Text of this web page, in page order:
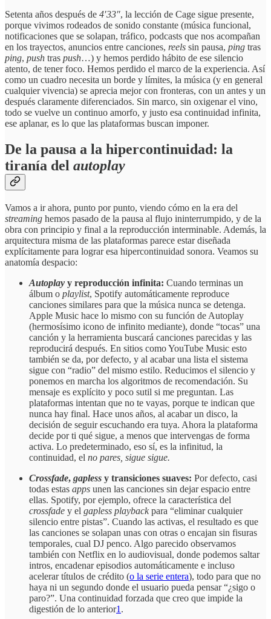
Setenta años después de 4′33″, la lección de Cage sigue presente,
porque vivimos rodeados de sonido constante (música funcional,
notificaciones que se solapan, tráfico, podcasts que nos acompañan
en los trayectos, anuncios entre canciones, reels sin pausa, ping tras
ping, push tras push…) y hemos perdido hábito de ese silencio
atento, de tener foco. Hemos perdido el marco de la experiencia. Así
como un cuadro necesita un borde y límites, la música (y en general
cualquier vivencia) se aprecia mejor con fronteras, con un antes y un
después claramente diferenciados. Sin marco, sin oxigenar el vino,
todo se vuelve un continuo amorfo, y justo esa continuidad infinita,
ese aplanar, es lo que las plataformas buscan imponer.
De la pausa a la hipercontinuidad: la
tiranía del autoplay
Vamos a ir ahora, punto por punto, viendo cómo en la era del
streaming hemos pasado de la pausa al flujo ininterrumpido, y de la
obra con principio y final a la reproducción interminable. Además, la
arquitectura misma de las plataformas parece estar diseñada
explícitamente para lograr esa hipercontinuidad sonora. Veamos su
anatomía despacio:
Autoplay y reproducción infinita: Cuando terminas un
álbum o playlist, Spotify automáticamente reproduce
canciones similares para que la música nunca se detenga.
Apple Music hace lo mismo con su función de Autoplay
(hermosísimo icono de infinito mediante), donde “tocas” una
canción y la herramienta buscará canciones parecidas y las
reproducirá después. En sitios como YouTube Music esto
también se da, por defecto, y al acabar una lista el sistema
sigue con “radio” del mismo estilo. Reducimos el silencio y
ponemos en marcha los algoritmos de recomendación. Su
mensaje es explícito y poco sutil si me preguntan. Las
plataformas intentan que no te vayas, porque te indican que
nunca hay final. Hace unos años, al acabar un disco, la
decisión de seguir escuchando era tuya. Ahora la plataforma
decide por ti qué sigue, a menos que intervengas de forma
activa. Lo predeterminado, eso sí, es la infinitud, la
continuidad, el no pares, sigue sigue.
Crossfade, gapless y transiciones suaves: Por defecto, casi
todas estas apps unen las canciones sin dejar espacio entre
ellas. Spotify, por ejemplo, ofrece la característica del
crossfade y el gapless playbackpara “eliminar cualquier
silencio entre pistas”. Cuando las activas, el resultado es que
las canciones se solapan unas con otras o encajan sin fisuras
temporales, cual DJ penco. Algo parecido observamos
también con Netflix en lo audiovisual, donde podemos saltar
intros, encadenar episodios automáticamente e incluso
acelerar títulos de crédito (o la serie entera), todo para que no
haya ni un segundo donde el usuario pueda pensar “¿sigo o
paro?”. Una continuidad forzada que creo que impide la
digestión de lo anterior1 .